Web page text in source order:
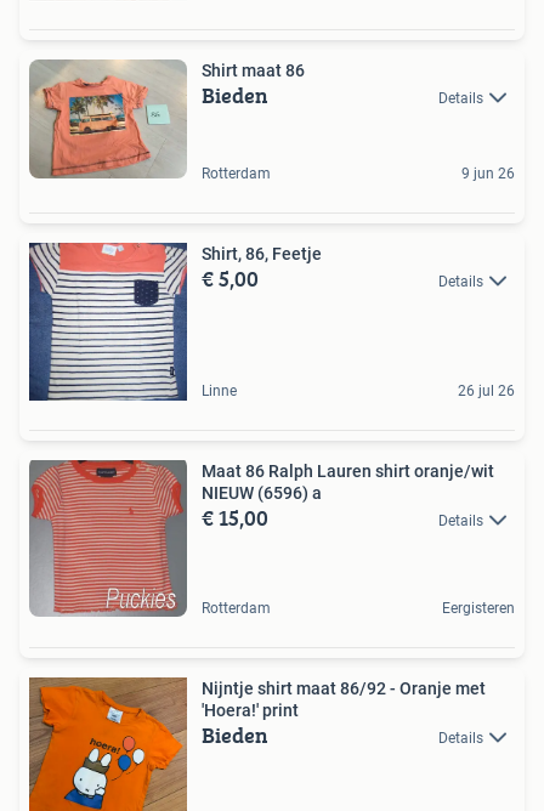
Shirt maat 86
Bieden Details
Rotterdam 9 jun 26
Shirt, 86, Feetje
€ 5,00 Details
Linne 26 jul 26
Maat 86 Ralph Lauren shirt oranje/wit
NIEUW (6596) a
€ 15,00 Details
Rotterdam Eergisteren
Nijntje shirt maat 86/92 - Oranje met
'Hoera!' print
Bieden Details